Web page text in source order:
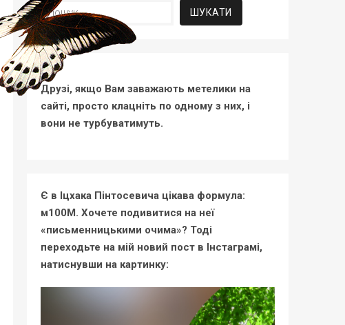
Пошук:
Друзі, якщо Вам заважають метелики на
сайті, просто клацніть по одному з них, і
вони не турбуватимуть.
Є в Іцхака Пінтосевича цікава формула:
м100М. Хочете подивитися на неї
«письменницькими очима»? Тоді
переходьте на мій новий пост в Інстаграмі,
натиснувши на картинку: